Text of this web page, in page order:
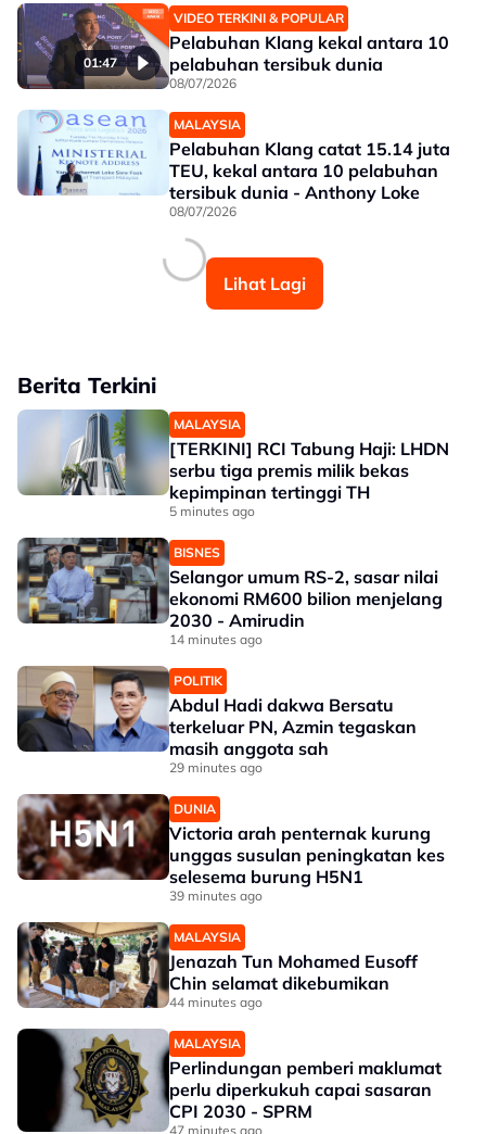
01:47
VIDEO TERKINI & POPULAR
Pelabuhan Klang kekal antara 10
pelabuhan tersibuk dunia
08/07/2026
MALAYSIA
Pelabuhan Klang catat 15.14 juta
TEU, kekal antara 10 pelabuhan
tersibuk dunia - Anthony Loke
08/07/2026
Lihat Lagi
Berita Terkini
MALAYSIA
[TERKINI] RCI Tabung Haji: LHDN
serbu tiga premis milik bekas
kepimpinan tertinggi TH
5 minutes ago
BISNES
Selangor umum RS-2, sasar nilai
ekonomi RM600 bilion menjelang
2030 - Amirudin
14 minutes ago
POLITIK
Abdul Hadi dakwa Bersatu
terkeluar PN, Azmin tegaskan
masih anggota sah
29 minutes ago
DUNIA
Victoria arah penternak kurung
unggas susulan peningkatan kes
selesema burung H5N1
39 minutes ago
MALAYSIA
Jenazah Tun Mohamed Eusoff
Chin selamat dikebumikan
44 minutes ago
MALAYSIA
Perlindungan pemberi maklumat
perlu diperkukuh capai sasaran
CPI 2030 - SPRM
47 minutes ago